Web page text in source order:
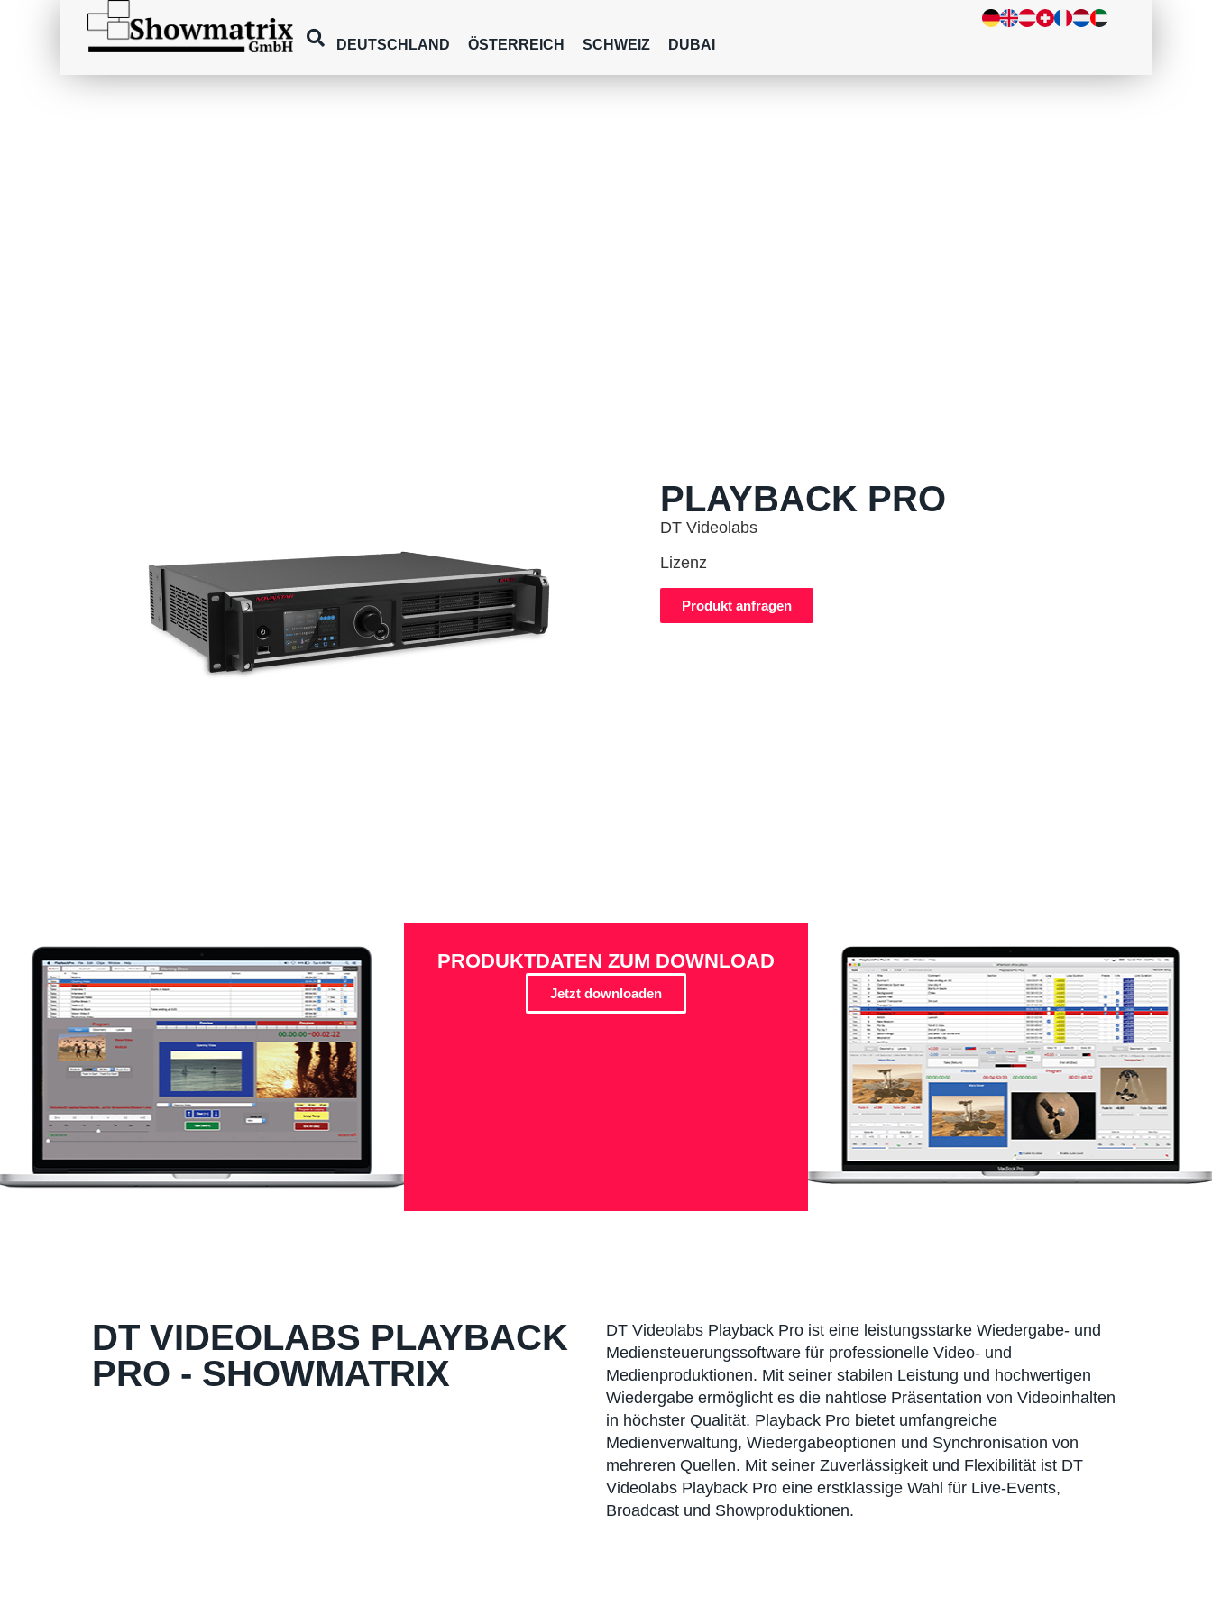
DEUTSCHLAND ÖSTERREICH SCHWEIZ DUBAI
PLAYBACK PRO
DT Videolabs
Lizenz
Produkt anfragen
PRODUKTDATEN ZUM DOWNLOAD
Jetzt downloaden
DT VIDEOLABS PLAYBACK
PRO - SHOWMATRIX
DT Videolabs Playback Pro ist eine leistungsstarke Wiedergabe- und
Mediensteuerungssoftware für professionelle Video- und
Medienproduktionen. Mit seiner stabilen Leistung und hochwertigen
Wiedergabe ermöglicht es die nahtlose Präsentation von Videoinhalten
in höchster Qualität. Playback Pro bietet umfangreiche
Medienverwaltung, Wiedergabeoptionen und Synchronisation von
mehreren Quellen. Mit seiner Zuverlässigkeit und Flexibilität ist DT
Videolabs Playback Pro eine erstklassige Wahl für Live-Events,
Broadcast und Showproduktionen.